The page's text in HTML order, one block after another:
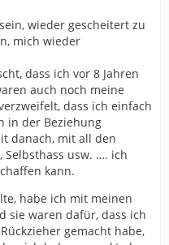
wieder gescheitert zu
mich wieder
dass ich vor 8 Jahren
auch noch meine
dass ich einfach
in der Beziehung
danach, mit all den
Selbsthass usw. …. ich
kann.
habe ich mit meinen
sie waren dafür, dass ich
gemacht habe,